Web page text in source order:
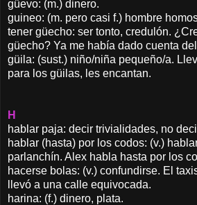
güevo: (m.) dinero.
guineo: (m. pero casi f.) hombre
tener güecho: ser tonto, credulón.
güecho? Ya me había dado cuenta
güila: (sust.) niño/niña pequeño/a.
para los güilas, les encantan.
H
hablar paja: decir trivialidades, no
hablar (hasta) por los codos: (v.)
parlanchín. Alex habla hasta por los
hacerse bolas: (v.) confundirse. El
llevó a una calle equivocada.
harina: (f.) dinero, plata.